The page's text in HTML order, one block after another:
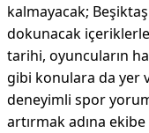
kalmayacak;
dokunacak
tarihi, oyuncuların
gibi konulara da yer
deneyimli spor
artırmak adına